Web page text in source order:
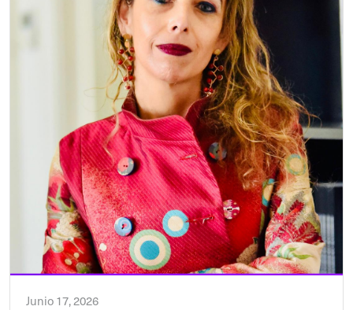
Junio 17, 2026